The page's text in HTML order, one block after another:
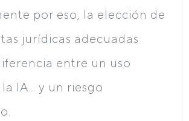
por eso, la elección de
jurídicas adecuadas
entre un uso
IA… y un riesgo